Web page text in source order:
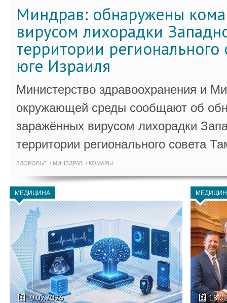
Миндрав: обнаружены
вирусом лихорадки
территории регионального
юге Израиля
Министерство здравоохранения и
окружающей среды сообщают об
заражённых вирусом лихорадки
территории регионального совета
ЗДОРОВЬЕ МИНЗДРАВ КОМАРЫ
МЕДИЦИНА
9.07.2026